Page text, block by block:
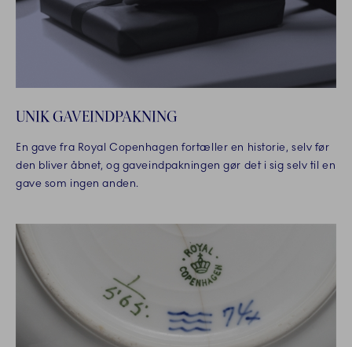
UNIK GAVEINDPAKNING
En gave fra Royal Copenhagen fortæller en historie, selv før
den bliver åbnet, og gaveindpakningen gør det i sig selv til en
gave som ingen anden.